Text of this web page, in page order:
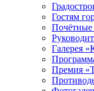
Гостям
Почётные
Галерея
Премия